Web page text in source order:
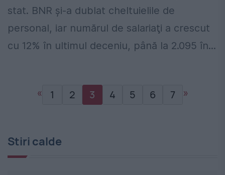
stat. BNR şi-a dublat cheltuielile de
personal, iar numărul de salariaţi a crescut
cu 12% în ultimul deceniu, până la 2.095 în...
« 1 2 3 4 5 6 7 »
Stiri calde